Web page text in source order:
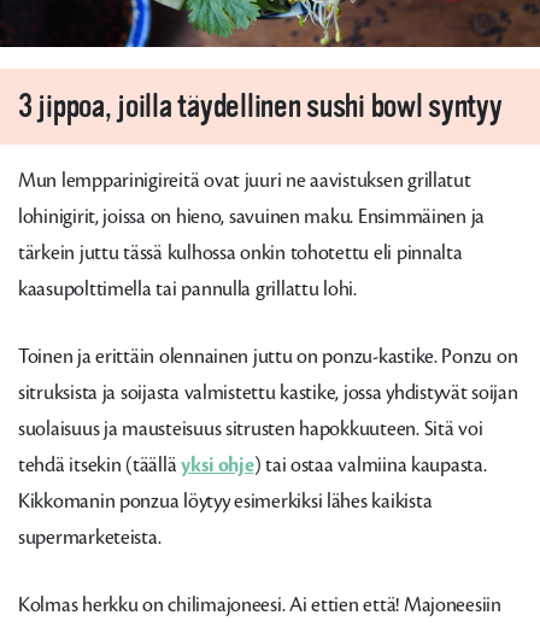
3 jippoa, joilla täydellinen sushi bowl syntyy
Mun lempparinigireitä ovat juuri ne aavistuksen grillatut
lohinigirit, joissa on hieno, savuinen maku. Ensimmäinen ja
tärkein juttu tässä kulhossa onkin tohotettu eli pinnalta
kaasupolttimella tai pannulla grillattu lohi.
Toinen ja erittäin olennainen juttu on ponzu-kastike. Ponzu on
sitruksista ja soijasta valmistettu kastike, jossa yhdistyvät soijan
suolaisuus ja mausteisuus sitrusten hapokkuuteen. Sitä voi
tehdä itsekin (täälläyksi ohje) tai ostaa valmiina kaupasta.
Kikkomanin ponzua löytyy esimerkiksi lähes kaikista
supermarketeista.
Kolmas herkku on chilimajoneesi. Ai ettien että! Majoneesiin